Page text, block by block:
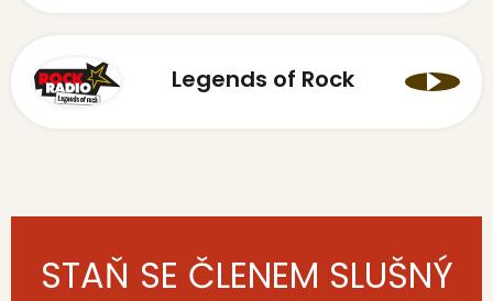
Legends of Rock
STAŇ SE ČLENEM SLUŠNÝ